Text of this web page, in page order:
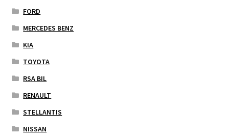
FORD
MERCEDES BENZ
KIA
TOYOTA
RSA BIL
RENAULT
STELLANTIS
NISSAN